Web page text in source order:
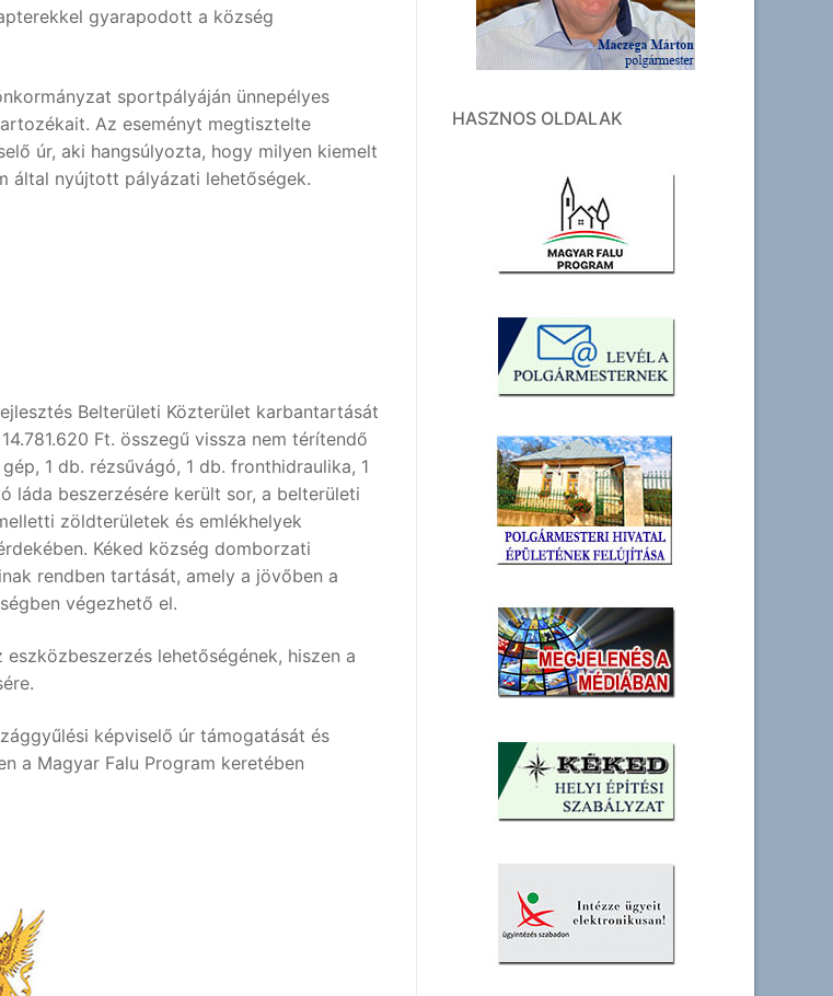
gyarapodott a község
sportpályáján ünnepélyes
Az eseményt megtisztelte
úr, aki hangsúlyozta, hogy milyen kiemelt
által nyújtott pályázati lehetőségek.
Belterületi Közterület karbantartását
Ft. összegű vissza nem térítendő
1 db. rézsűvágó, 1 db. fronthidraulika, 1
láda beszerzésére került sor, a belterületi
zöldterületek és emlékhelyek
Kéked község domborzati
rendben tartását, amely a jövőben a
végezhető el.
lehetőségének, hiszen a
képviselő úr támogatását és
a Magyar Falu Program keretében
HASZNOS OLDALAK